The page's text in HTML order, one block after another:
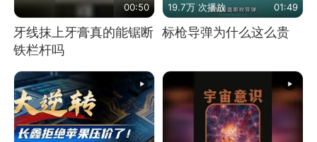
00:50
牙线抹上牙膏真的能锯断
铁栏杆吗
19.7万 次播放 01:49
标枪导弹为什么这么贵